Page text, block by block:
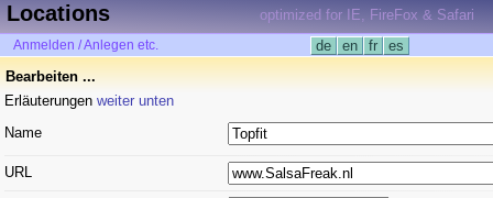
Locations optimized for IE, FireFox & Safari
Anmelden / Anlegen etc. de en fr
es
Bearbeiten ...
Erläuterungen weiter unten
Name
URL